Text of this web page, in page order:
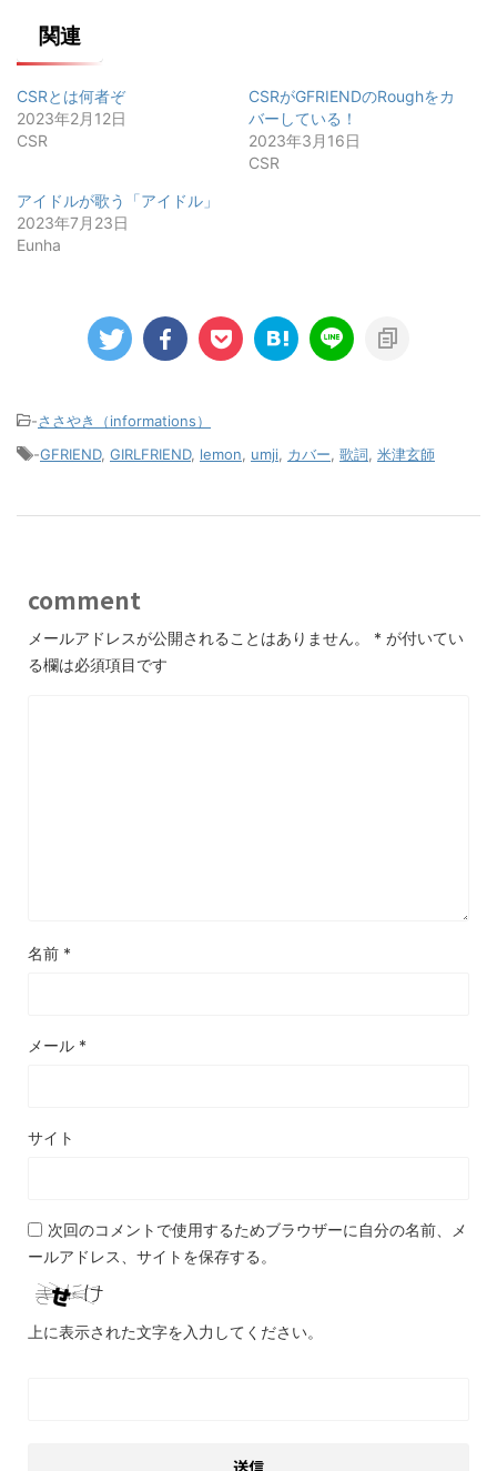
関連
CSRとは何者ぞ
2023年2月12日
CSR
CSRがGFRIENDのRoughをカ
バーしている！
2023年3月16日
CSR
アイドルが歌う「アイドル」
2023年7月23日
Eunha
-ささやき（informations）
-GFRIEND, GIRLFRIEND, lemon umji カバー 歌詞 米津玄師
comment
メールアドレスが公開されることはありません。 * が付いてい
る欄は必須項目です
名前 *
メール *
サイト
次回のコメントで使用するためブラウザーに自分の名前、メ
ールアドレス、サイトを保存する。
上に表示された文字を入力してください。